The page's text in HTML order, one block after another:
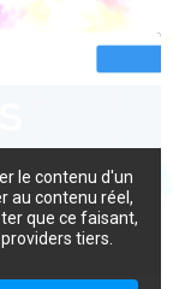
le contenu d'un
au contenu réel,
que ce faisant,
tiers.